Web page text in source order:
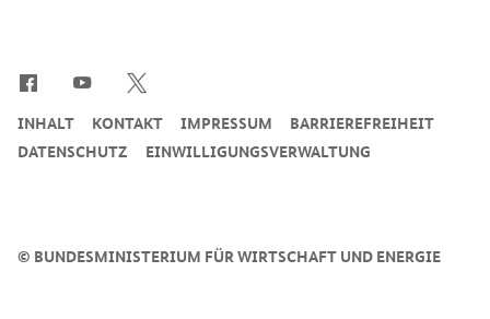
© BUNDESMINISTERIUM FÜR WIRTSCHAFT UND ENERGIE
INHALT KONTAKT IMPRESSUM
BARRIEREFREIHEIT
DATENSCHUTZ
EINWILLIGUNGSVERWALTUNG